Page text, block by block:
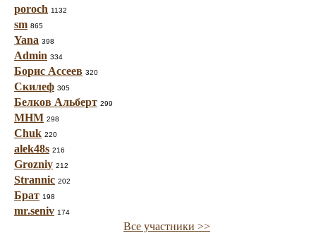
poroch 1132
sm 865
Yana 398
Admin 334
Борис Ассеев 320
Скилеф 305
Белков Альберт 299
МНМ 298
Chuk 220
alek48s 216
Grozniy 212
Strannic 202
Брат 198
mr.seniv 174
Все участники >>